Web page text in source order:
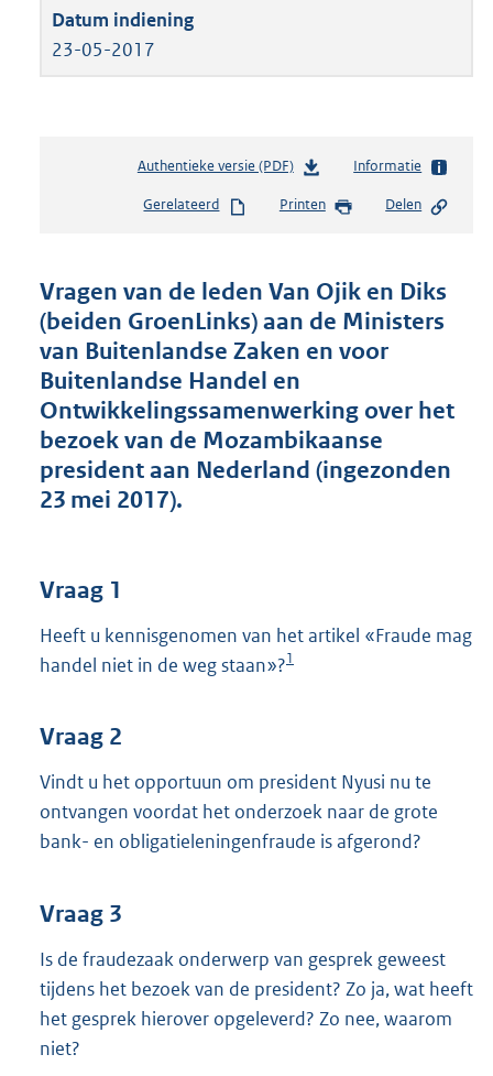
23-05-2017
Authentieke versie (PDF)b
s
d
s
g
r
o
t
t
Informatie
Gerelateerd Printen Delen
Vragen van de leden Van Ojik en Diks
(beiden GroenLinks) aan de Ministers
van Buitenlandse Zaken en voor
Buitenlandse Handel en
Ontwikkelingssamenwerking over het
bezoek van de Mozambikaanse
president aan Nederland (ingezonden
23 mei 2017).
Vraag 1
Heeft u kennisgenomen van het artikel «Fraude mag
handel niet in de weg staan»?1
Vraag 2
Vindt u het opportuun om president Nyusi nu te
ontvangen voordat het onderzoek naar de grote
bank- en obligatieleningenfraude is afgerond?
Vraag 3
Is de fraudezaak onderwerp van gesprek geweest
tijdens het bezoek van de president? Zo ja, wat heeft
het gesprek hierover opgeleverd? Zo nee, waarom
niet?